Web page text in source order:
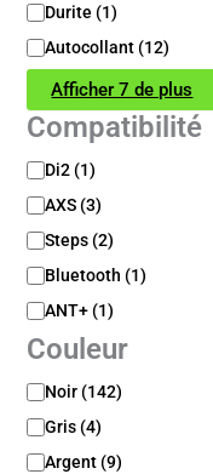
o
r
i
Durite (1)
Autocollant (12)
Afficher 7 de plus
Compatibilité
C
m
p
a
t
i
b
i
l
t
é
Di2 (1)
AXS (3)
Steps (2)
Bluetooth (1)
ANT+ (1)
Couleur
C
u
l
Noir (142)
Gris (4)
Argent (9)